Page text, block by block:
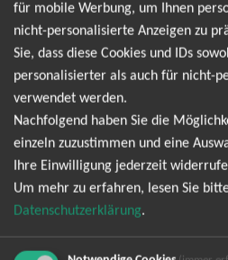
abonnieren und bin daher mit
Mail-Adresse zum Zweck der
entsprechend der
Newsletter kann ich jederzeit
für mobile Werbung, um Ihnen
nicht-personalisierte Anzeigen zu
Sie, dass diese Cookies und IDs
personalisierter als auch für nicht-
verwendet werden.
Nachfolgend haben Sie die
einzeln zuzustimmen und eine
Ihre Einwilligung jederzeit
Um mehr zu erfahren, lesen Sie
Datenschutzerklärung.